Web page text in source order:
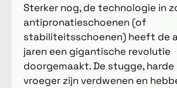
Sterker nog, de technologie in
antipronatieschoenen (of
stabiliteitsschoenen) heeft de
jaren een gigantische revolutie
doorgemaakt. De stugge,
vroeger zijn verdwenen en